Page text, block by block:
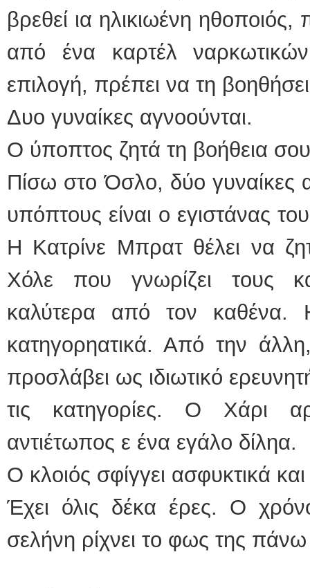
βρεθεί ια ηλικιωένη
από ένα καρτέλ
επιλογή, πρέπει να τη
Δυο γυναίκες αγνοούνται.
Ο ύποπτος ζητά τη βοήθεια
Πίσω στο Όσλο, δύο γυναίκες
υπόπτους είναι ο εγιστάνας
Η Κατρίνε Μπρατ θέλει να
Χόλε που γνωρίζει τους
καλύτερα από τον καθένα.
κατηγορηατικά. Από την
προσλάβει ως ιδιωτικό
τις κατηγορίες. Ο Χάρι
αντιέτωπος ε ένα εγάλο δίληα.
Ο κλοιός σφίγγει ασφυκτικά
Έχει όλις δέκα έρες. Ο
σελήνη ρίχνει το φως της